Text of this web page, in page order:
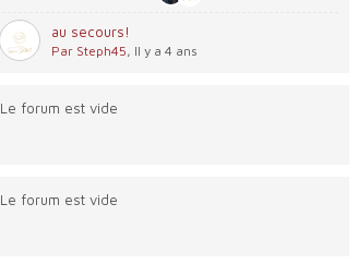
au secours!
Par Steph45, Il y a 4 ans
Le forum est vide
Le forum est vide